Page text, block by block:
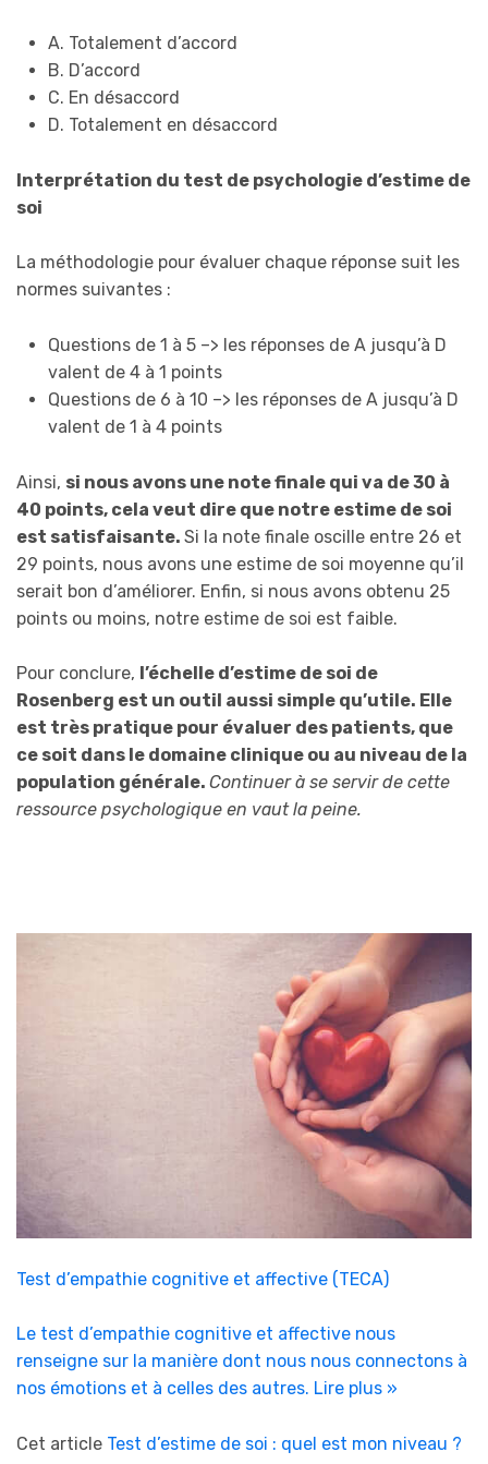
A. Totalement d’accord
B. D’accord
C. En désaccord
D. Totalement en désaccord
Interprétation du test de psychologie d’estime de
soi
La méthodologie pour évaluer chaque réponse suit les
normes suivantes :
Questions de 1 à 5 –> les réponses de A jusqu’à D
valent de 4 à 1 points
Questions de 6 à 10 –> les réponses de A jusqu’à D
valent de 1 à 4 points
Ainsi, si nous avons une note finale qui va de 30 à
40 points, cela veut dire que notre estime de soi
est satisfaisante. Si la note finale oscille entre 26 et
29 points, nous avons une estime de soi moyenne qu’il
serait bon d’améliorer. Enfin, si nous avons obtenu 25
points ou moins, notre estime de soi est faible.
Pour conclure, l’échelle d’estime de soi de
Rosenberg est un outil aussi simple qu’utile. Elle
est très pratique pour évaluer des patients, que
ce soit dans le domaine clinique ou au niveau de la
population générale. Continuer à se servir de cette
ressource psychologique en vaut la peine.
Test d’empathie cognitive et affective (TECA)
Le test d’empathie cognitive et affective nous
renseigne sur la manière dont nous nous connectons à
nos émotions et à celles des autres. Lire plus »
Cet article Test d’estime de soi : quel est mon niveau ?